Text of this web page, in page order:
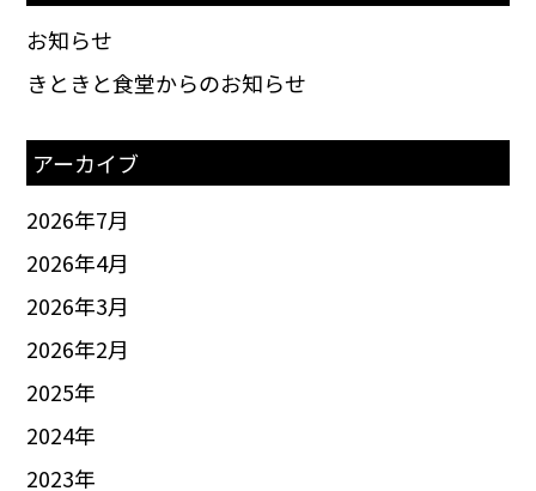
お知らせ
きときと食堂からのお知らせ
アーカイブ
2026年7月
2026年4月
2026年3月
2026年2月
2025年
2024年
2023年